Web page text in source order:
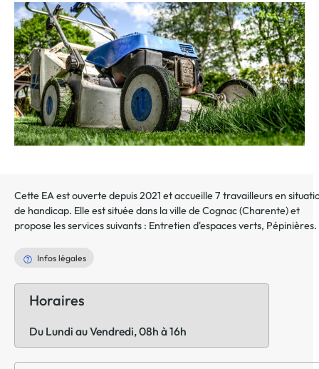
au
dossier
Cette EA est ouverte depuis 2021 et accueille 7 travailleurs en
de handicap. Elle est située dans la ville deCognac(Charente) et
propose les services suivants : Entretien d'espaces verts, Pépinières.
Infos légales
Horaires
Du Lundi au Vendredi, 08h à 16h